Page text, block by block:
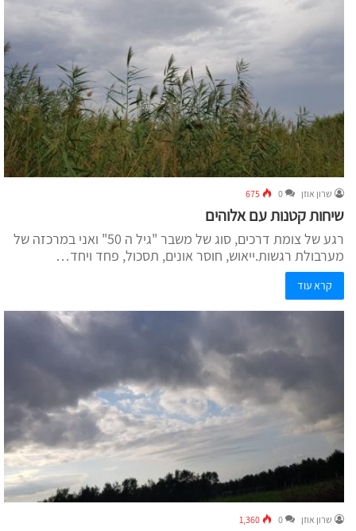
שרון אוזן 0
675
שיחות קטנות עם אלוהים
רגע של צומת דרכים, סוג של משבר "גיל ה 50" ואני במרכזה של
מערבולת רגשות.ייאוש, חוסר אונים, תסכול, פחד ויחד…
קרא עוד
שרון אוזן 0
1,360